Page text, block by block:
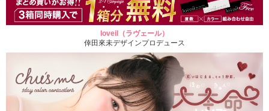
loveil（ラヴェール）
倖田來未デザインプロデュース